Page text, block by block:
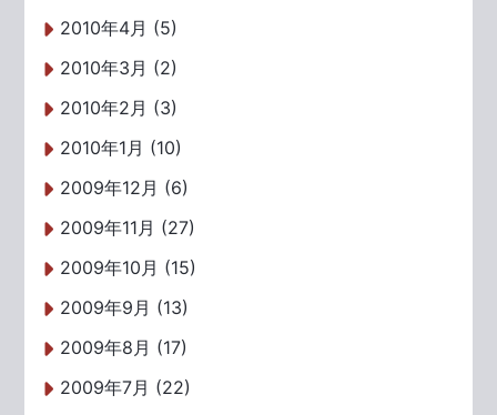
2010年4月 (5)
2010年3月 (2)
2010年2月 (3)
2010年1月 (10)
2009年12月 (6)
2009年11月 (27)
2009年10月 (15)
2009年9月 (13)
2009年8月 (17)
2009年7月 (22)